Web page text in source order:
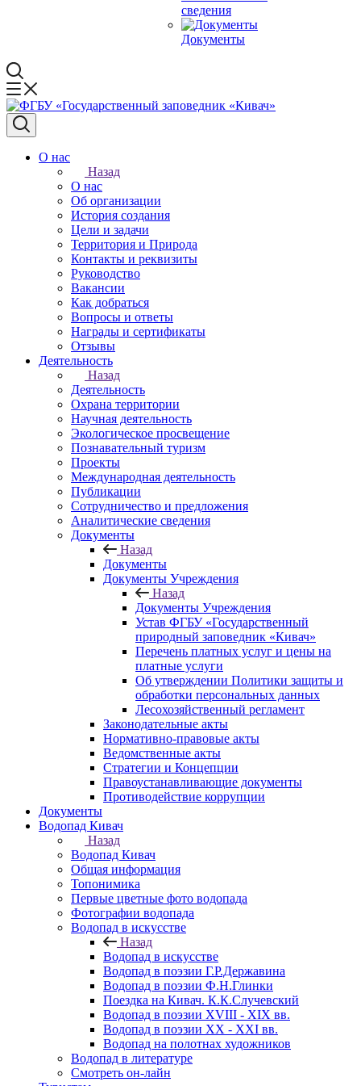
сведения
Документы
О нас
Назад
О нас
Об организации
История создания
Цели и задачи
Территория и Природа
Контакты и реквизиты
Руководство
Вакансии
Как добраться
Вопросы и ответы
Награды и сертификаты
Отзывы
Деятельность
Назад
Деятельность
Охрана территории
Научная деятельность
Экологическое просвещение
Познавательный туризм
Проекты
Международная деятельность
Публикации
Сотрудничество и предложения
Аналитические сведения
Документы
Назад
Документы
Документы Учреждения
Назад
Документы Учреждения
Устав ФГБУ «Государственный
природный заповедник «Кивач»
Перечень платных услуг и цены на
платные услуги
Об утверждении Политики защиты и
обработки персональных данных
Лесохозяйственный регламент
Законодательные акты
Нормативно-правовые акты
Ведомственные акты
Стратегии и Концепции
Правоустанавливающие документы
Противодействие коррупции
Документы
Водопад Кивач
Назад
Водопад Кивач
Общая информация
Топонимика
Первые цветные фото водопада
Фотографии водопада
Водопад в искусстве
Назад
Водопад в искусстве
Водопад в поэзии Г.Р.Державина
Водопад в поэзии Ф.Н.Глинки
Поездка на Кивач. К.К.Случевский
Водопад в поэзии XVIII - XIX вв.
Водопад в поэзии XX - XXI вв.
Водопад на полотнах художников
Водопад в литературе
Смотреть он-лайн